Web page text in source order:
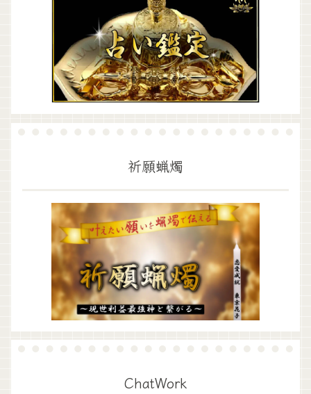
祈願蝋燭
ChatWork